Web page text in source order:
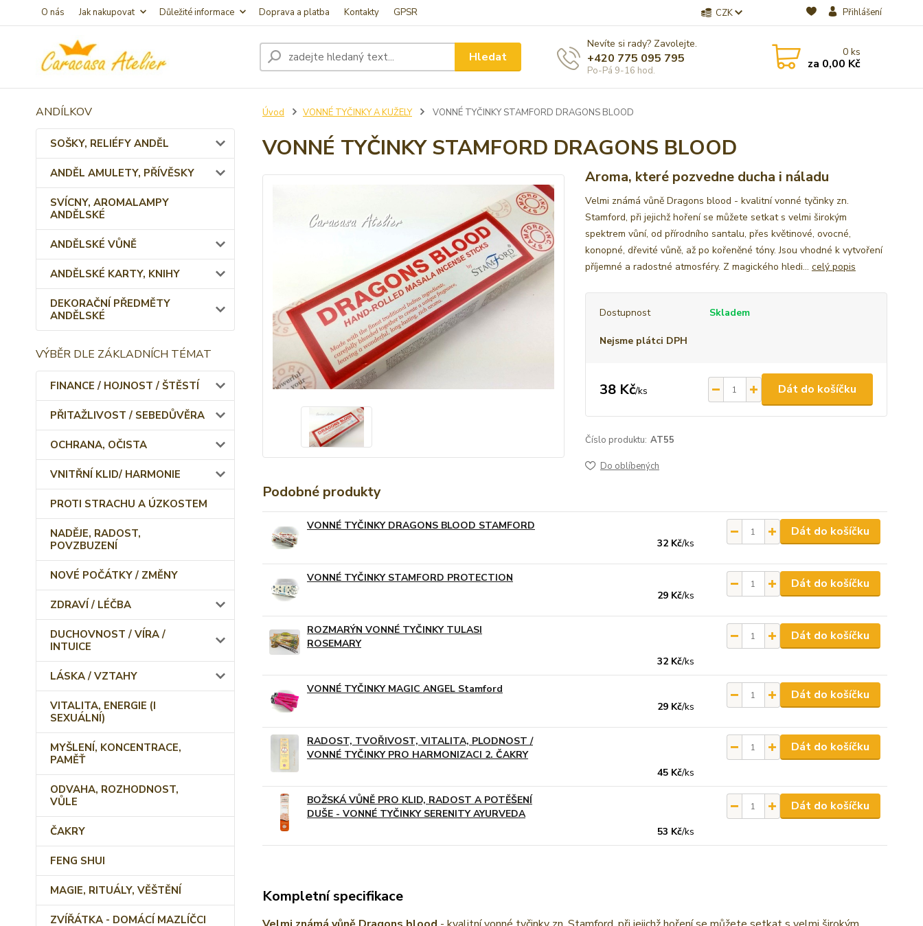
O nás Jak nakupovat Důležité informace Doprava a platba Kontakty GPSR CZK Přihlášení
Hledat
Nevíte si rady? Zavolejte.
+420 775 095 795
Po-Pá 9-16 hod.
0ks
za 0,00 Kč
ANDÍLKOV
SOŠKY, RELIÉFY ANDĚL
ANDĚL AMULETY, PŘÍVĚSKY
SVÍCNY, AROMALAMPY
ANDĚLSKÉ
ANDĚLSKÉ VŮNĚ
ANDĚLSKÉ KARTY, KNIHY
DEKORAČNÍ PŘEDMĚTY
ANDĚLSKÉ
VÝBĚR DLE ZÁKLADNÍCH TÉMAT
FINANCE / HOJNOST / ŠTĚSTÍ
PŘITAŽLIVOST / SEBEDŮVĚRA
OCHRANA, OČISTA
VNITŘNÍ KLID/ HARMONIE
PROTI STRACHU A ÚZKOSTEM
NADĚJE, RADOST,
POVZBUZENÍ
NOVÉ POČÁTKY / ZMĚNY
ZDRAVÍ / LÉČBA
DUCHOVNOST / VÍRA /
INTUICE
LÁSKA / VZTAHY
VITALITA, ENERGIE (I
SEXUÁLNÍ)
MYŠLENÍ, KONCENTRACE,
PAMĚŤ
ODVAHA, ROZHODNOST,
VŮLE
ČAKRY
FENG SHUI
MAGIE, RITUÁLY, VĚŠTĚNÍ
ZVÍŘÁTKA - DOMÁCÍ MAZLÍČCI
Úvod VONNÉ TYČINKY A KUŽELY VONNÉ TYČINKY STAMFORD DRAGONS BLOOD
VONNÉ TYČINKY STAMFORD DRAGONS BLOOD
Aroma, které pozvedne ducha i náladu
Velmi známá vůně Dragons blood - kvalitní vonné tyčinky zn.
Stamford, při jejichž hoření se můžete setkat s velmi širokým
spektrem vůní, od přírodního santalu, přes květinové, ovocné,
konopné, dřevité vůně, až po kořeněné tóny. Jsou vhodné k vytvoření
příjemné a radostné atmosféry. Z magického hledi... celý popis
Dostupnost Skladem
Nejsme plátci DPH
38 Kč/ks Dát do košíčku
Číslo produktu: AT55
Do oblíbených
Podobné produkty
VONNÉ TYČINKY DRAGONS BLOOD STAMFORD
32 Kč/ks
Dát do košíčku
VONNÉ TYČINKY STAMFORD PROTECTION
29 Kč/ks
Dát do košíčku
ROZMARÝN VONNÉ TYČINKY TULASI
ROSEMARY
32 Kč/ks
Dát do košíčku
VONNÉ TYČINKY MAGIC ANGEL Stamford
29 Kč/ks
Dát do košíčku
RADOST, TVOŘIVOST, VITALITA, PLODNOST /
VONNÉ TYČINKY PRO HARMONIZACI 2. ČAKRY
45 Kč/ks
Dát do košíčku
BOŽSKÁ VŮNĚ PRO KLID, RADOST A POTĚŠENÍ
DUŠE - VONNÉ TYČINKY SERENITY AYURVEDA
53 Kč/ks
Dát do košíčku
Kompletní specifikace